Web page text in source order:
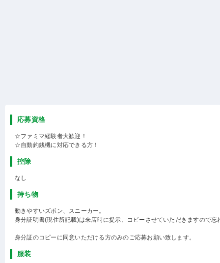
応募資格
☆ファミマ経験者大歓迎！
☆自動釣銭機に対応できる方！
控除
なし
持ち物
動きやすいズボン、スニーカー。
身分証明書(現住所記載)は来店時に提示、コピーさせていただきますので忘
身分証のコピーに同意いただける方のみのご応募お願い致します。
服装